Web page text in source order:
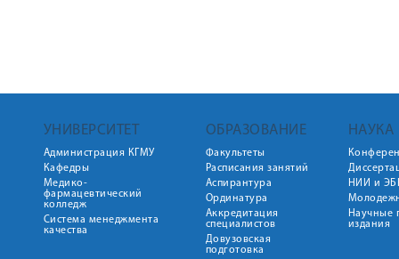
УНИВЕРСИТЕТ
Администрация КГМУ
Кафедры
Медико-
фармацевтический
колледж
Система менеджмента
качества
ОБРАЗОВАНИЕ
Факультеты
Расписания занятий
Аспирантура
Ординатура
Аккредитация
специалистов
Довузовская
подготовка
НАУКА
НИИ и
Научные
издания